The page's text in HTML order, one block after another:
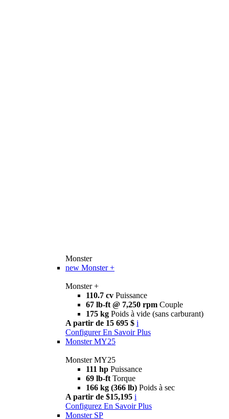
Monster
new Monster +
Monster +
110.7 cv Puissance
67 lb-ft @ 7,250 rpm Couple
175 kg Poids à vide (sans carburant)
A partir de 15 695 $ i
Configurer En Savoir Plus
Monster MY25
Monster MY25
111 hp Puissance
69 lb-ft Torque
166 kg (366 lb) Poids à sec
A partir de $15,195 i
Configurez En Savoir Plus
Monster SP